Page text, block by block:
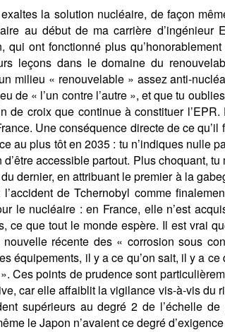
la solution nucléaire, de façon
au début de ma carrière d’ingénieur
qui ont fonctionné plus
leçons dans le domaine du
milieu « renouvelable » assez anti-
de « l’un contre l’autre », et que tu
de croix que continue à constituer
Une conséquence directe de ce
au plus tôt en 2035 : tu n’indiques nulle
accessible partout. Plus choquant,
dernier, en attribuant le premier à la
de Tchernobyl comme
le nucléaire : en France, elle n’est
ce que tout le monde espère. Il est vrai
récente des « corrosion sous
équipements, il y a ce qu’on sait, il y a
Ces points de prudence sont
car elle affaiblit la vigilance vis-à-vis du
supérieurs au degré 2 de l’échelle
le Japon n’avaient ce degré